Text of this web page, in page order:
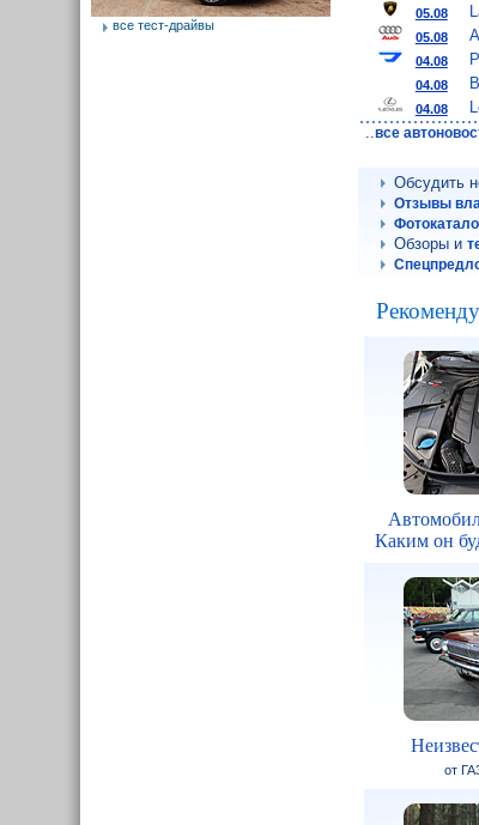
05.08
05.08
04.08
04.08
04.08
..все
Обсудить
Отзывы
Обзоры и
Каким он
от
все тест-драйвы